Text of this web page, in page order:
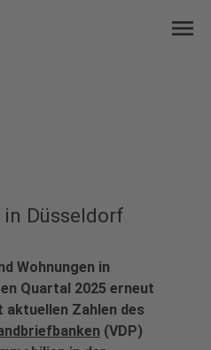
menu
Düsseldorf
Wohnungen in
Quartal 2025 erneut
Zahlen des
(VDP)